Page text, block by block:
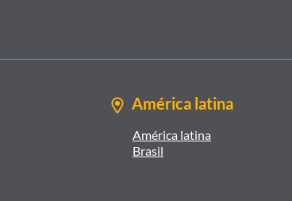
América latina
América latina
Brasil